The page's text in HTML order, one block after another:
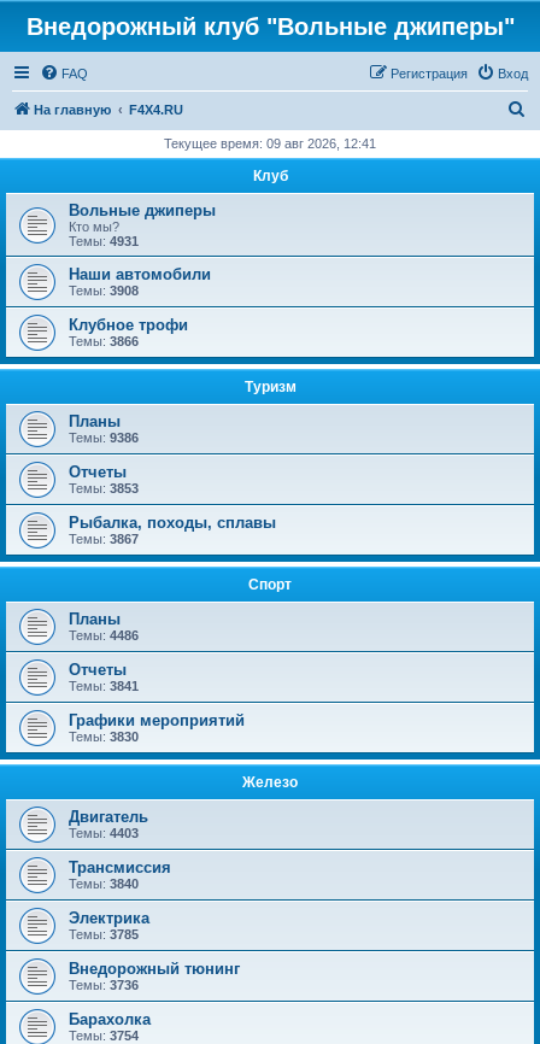
Внедорожный клуб "Вольные джиперы"
FAQ Вход
Регистрация
На главную F4X4.RU
с
Текущее время: 09 авг 2026, 12:41
Клуб
Вольные джиперы
Кто мы?
Темы: 4931
Наши автомобили
Темы: 3908
Клубное трофи
Темы: 3866
Туризм
Планы
Темы: 9386
Отчеты
Темы: 3853
Рыбалка, походы, сплавы
Темы: 3867
Спорт
Планы
Темы: 4486
Отчеты
Темы: 3841
Графики мероприятий
Темы: 3830
Железо
Двигатель
Темы: 4403
Трансмиссия
Темы: 3840
Электрика
Темы: 3785
Внедорожный тюнинг
Темы: 3736
Барахолка
Темы: 3754